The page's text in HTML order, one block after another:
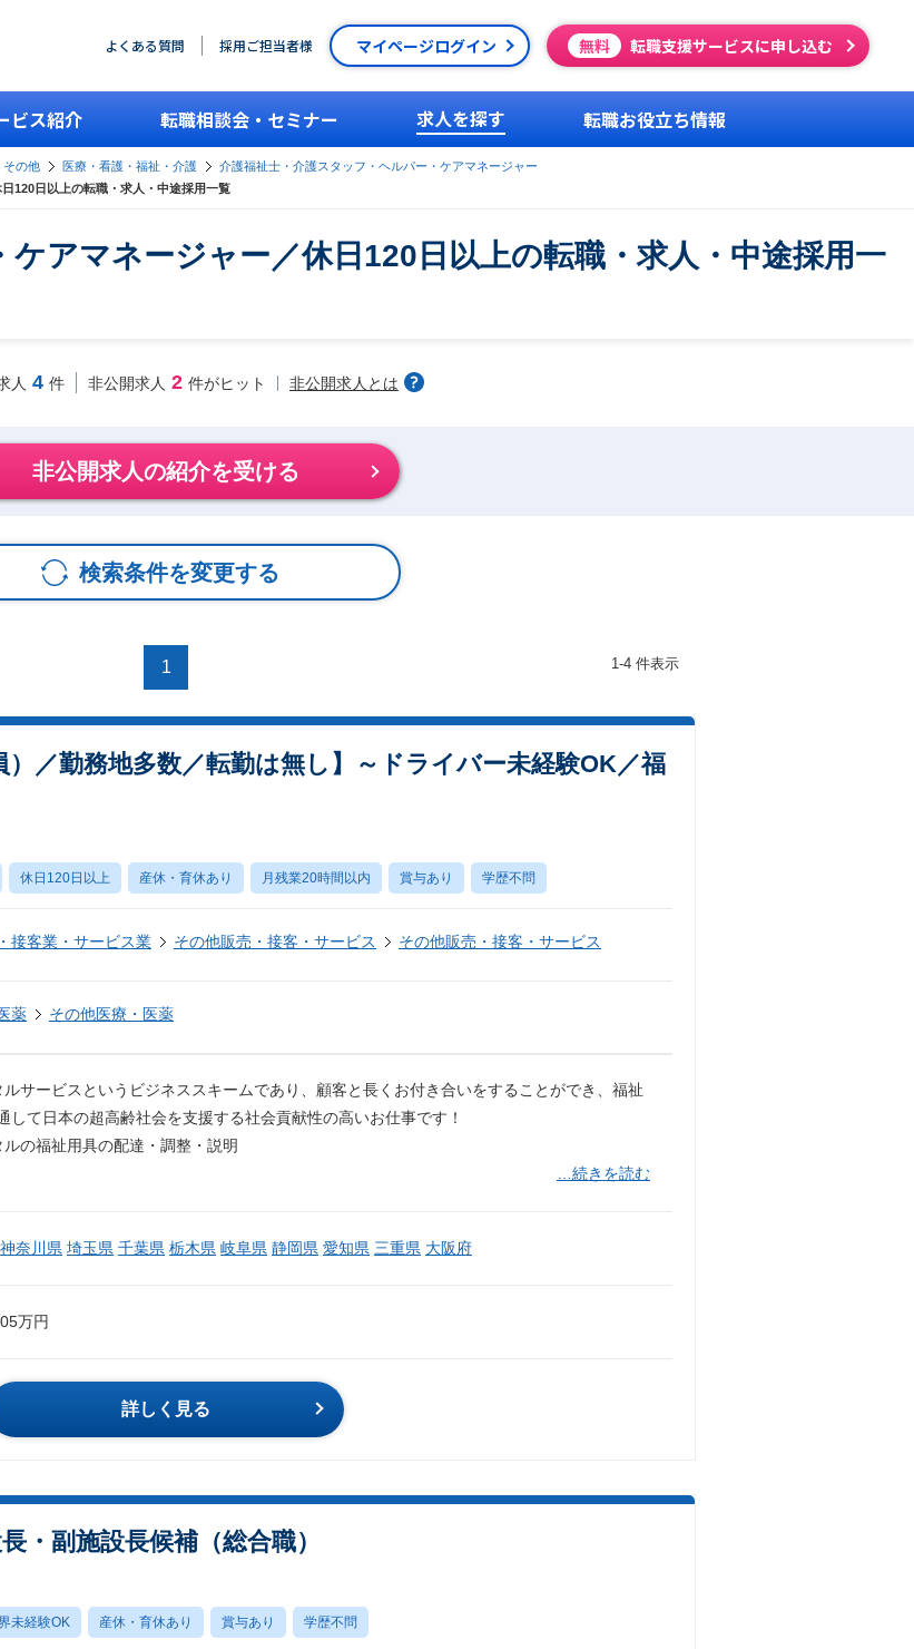
よくある質問 採用ご担当者様 マイページログイン 無料 転職支援サービスに申し込む
ビス紹介 転職相談会・セミナー 求人を探す 転職お役立ち情報
その他 医療・看護・福祉・介護
介護福祉士・介護スタッフ・ヘルパー・ケアマネージャー
120日以上の転職・求人・中途採用一覧
アマネージャー／休日120日以上の転職・求人・中途採用一
人 4 件 非公開求人 2 件がヒット 非公開求人とは
非公開求人の紹介を受ける
検索条件を変更する
1 1-4 件表示
）／勤務地多数／転勤は無し】～ドライバー未経験OK／福
休日120日以上 産休・育休あり 月残業20時間以内 賞与あり 学歴不問
接客業・サービス業 その他販売・接客・サービス その他販売・接客・サービス
薬 その他医療・医薬
ルサービスというビジネススキームであり、顧客と長くお付き合いをすることができ、福祉
して日本の超高齢社会を支援する社会貢献性の高いお仕事です！
ルの福祉用具の配達・調整・説明
…続きを読む
神奈川県 埼玉県 千葉県 栃木県 岐阜県 静岡県 愛知県 三重県 大阪府
万円
詳しく見る
・副施設長候補（総合職）
未経験OK 産休・育休あり 賞与あり 学歴不問